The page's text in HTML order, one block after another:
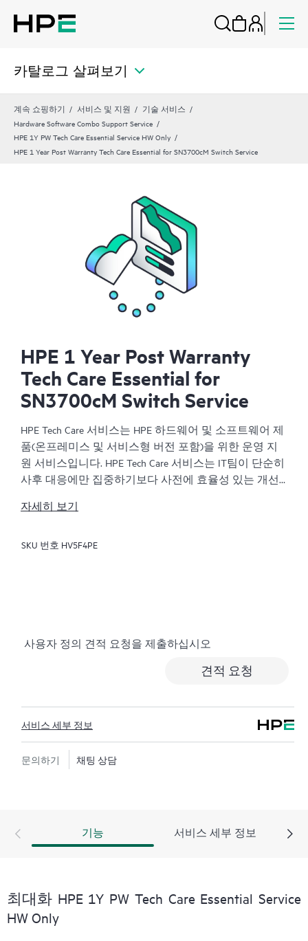
카탈로그 살펴보기
계속 쇼핑하기 서비스 및 지원
기술 서비스
Hardware Software Combo Support Service
HPE 1Y PW Tech Care Essential Service HW Only
HPE 1 Year Post Warranty Tech Care Essential for SN3700cM Switch Service
HPE 1 Year Post Warranty
Tech Care Essential for
SN3700cM Switch Service
HPE Tech Care 서비스는 HPE 하드웨어 및 소프트웨어 제
품(온프레미스 및 서비스형 버전 포함)을 위한 운영 지
원 서비스입니다. HPE Tech Care 서비스는 IT팀이 단순히
사후 대응에만 집중하기보다 사전에 효율성 있는 개선
줍니다.
HPE Tech Care 서비스는 고객이 위험을 줄이는 것뿐만 아
해 도움을 받을 수 있습니다. 고객은 특정 워크로드의 컨
보유한 전문 기술 리소스에 대한 액세스를 제공받으며,
지 않도록 합니다.
HPE Tech Care 서비스는 지원 대상 제품의 운영, 관리, 보
안에 대한 일반 기술 안내를 제공함으로써 기존의 지원
제품, 서비스, 사례에 대한 실행 가능한 데이터와 HPE
Tech Care 서비스 하에 지원되는 지원 계약을 제공하는
제품과 그 상호 작용 방식을 인지하여 더 쉽게 자산을 관
리할 수 있습니다. 새로운 셀프 서비스 툴을 활용하여 고
객은 지원 인시던트를 열지 않고도 특정 활동을 수행할
자세히 보기
SKU 번호 HV5F4PE
사용자 정의 견적 요청을 제출하십시오
견적 요청
서비스 세부 정보
문의하기 채팅 상담
기능 서비스 세부 정보
최대화 HPE 1Y PW Tech Care Essential Service
HW Only